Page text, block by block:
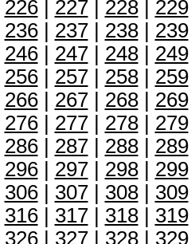
226| 227| 228| 229|
236| 237| 238| 239|
246| 247| 248| 249|
256| 257| 258| 259|
266| 267| 268| 269|
276| 277| 278| 279|
286| 287| 288| 289|
296| 297| 298| 299|
306| 307| 308| 309|
316| 317| 318| 319|
326| 327| 328| 329|